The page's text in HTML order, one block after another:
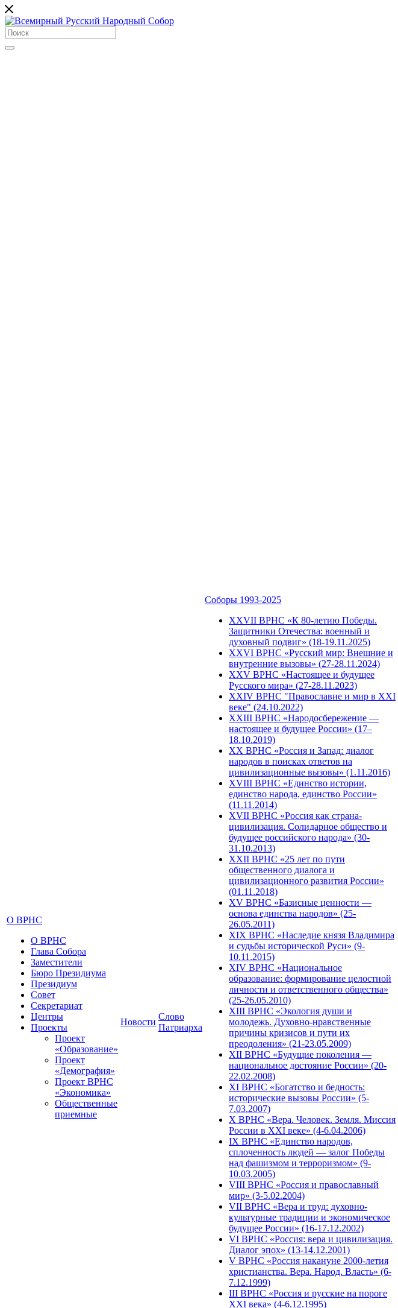
О ВРНС
О ВРНС
Глава Собора
Заместители
Бюро Президиума
Президиум
Совет
Секретариат
Центры
Проекты
Проект
«Образование»
Проект
«Демография»
Проект ВРНС
«Экономика»
Общественные
приемные
Новости
Слово
Патриарха
Соборы 1993-2025
ХХVII ВРНС «К 80-летию Победы.
Защитники Отечества: военный и
духовный подвиг» (18-19.11.2025)
XXVI ВРНС «Русский мир: Внешние и
внутренние вызовы» (27-28.11.2024)
XXV ВРНС «Настоящее и будущее
Русского мира» (27-28.11.2023)
XXIV ВРНС "Православие и мир в XXI
веке" (24.10.2022)
XXIII ВРНС «Народосбережение —
настоящее и будущее России» (17–
18.10.2019)
XX ВРНС «Россия и Запад: диалог
народов в поисках ответов на
цивилизационные вызовы» (1.11.2016)
XVIII ВРНС «Единство истории,
единство народа, единство России»
(11.11.2014)
XVII ВРНС «Россия как страна-
цивилизация. Солидарное общество и
будущее российского народа» (30-
31.10.2013)
XXII ВРНС «25 лет по пути
общественного диалога и
цивилизационного развития России»
(01.11.2018)
XV ВРНС «Базисные ценности —
основа единства народов» (25-
26.05.2011)
XIX ВРНС «Наследие князя Владимира
и судьбы исторической Руси» (9-
10.11.2015)
XIV ВРНС «Национальное
образование: формирование целостной
личности и ответственного общества»
(25-26.05.2010)
XIII ВРНС «Экология души и
молодежь. Духовно-нравственные
причины кризисов и пути их
преодоления» (21-23.05.2009)
XII ВРНС «Будущие поколения —
национальное достояние России» (20-
22.02.2008)
XI ВРНС «Богатство и бедность:
исторические вызовы России» (5-
7.03.2007)
X ВРНС «Вера. Человек. Земля. Миссия
России в XXI веке» (4-6.04.2006)
IX ВРНС «Единство народов,
сплоченность людей — залог Победы
над фашизмом и терроризмом» (9-
10.03.2005)
VIII ВРНС «Россия и православный
мир» (3-5.02.2004)
VII ВРНС «Вера и труд: духовно-
культурные традиции и экономическое
будущее России» (16-17.12.2002)
VI ВРНС «Россия: вера и цивилизация.
Диалог эпох» (13-14.12.2001)
V ВРНС «Россия накануне 2000-летия
христианства. Вера. Народ. Власть» (6-
7.12.1999)
III ВРНС «Россия и русские на пороге
XXI века» (4-6.12.1995)